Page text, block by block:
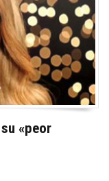
«peor